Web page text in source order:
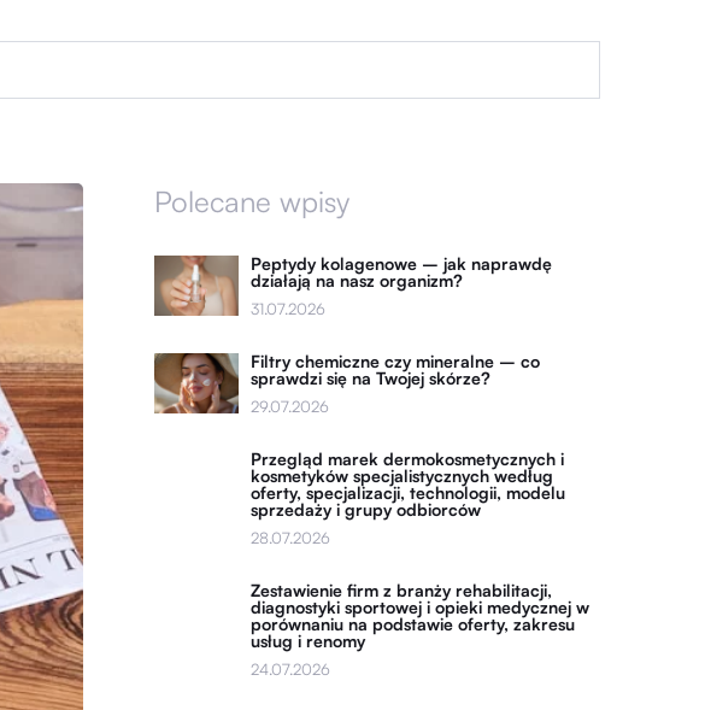
Polecane wpisy
Peptydy kolagenowe – jak naprawdę
działają na nasz organizm?
31.07.2026
Filtry chemiczne czy mineralne – co
sprawdzi się na Twojej skórze?
29.07.2026
Przegląd marek dermokosmetycznych i
kosmetyków specjalistycznych według
oferty, specjalizacji, technologii, modelu
sprzedaży i grupy odbiorców
28.07.2026
Zestawienie firm z branży rehabilitacji,
diagnostyki sportowej i opieki medycznej w
porównaniu na podstawie oferty, zakresu
usług i renomy
24.07.2026